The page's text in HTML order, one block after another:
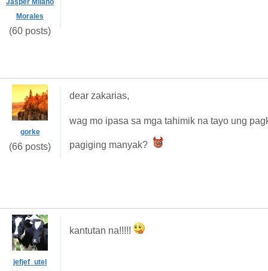
Jasper Milano
Morales
(60 posts)
gorke
(66 posts)
dear zakarias,
wag mo ipasa sa mga tahimik na tayo ung
pagiging manyak?
jefjef_utel
kantutan na!!!!!